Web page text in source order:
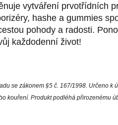
vytváření prvotřídních
hashe a gummies
pohody a radosti.
každodenní život!
se zákonem §5 č. 167/1998. Určeno k
kouření. Produkt podléhá přirozenému